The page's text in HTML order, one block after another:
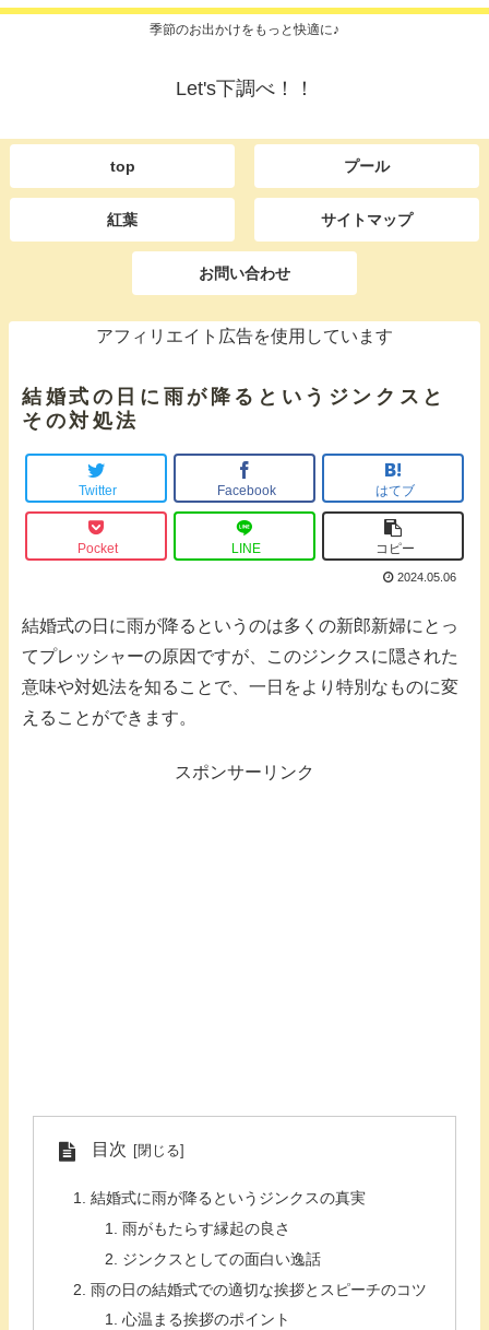
季節のお出かけをもっと快適に♪
Let's下調べ！！
top プール
紅葉 サイトマップ
お問い合わせ
アフィリエイト広告を使用しています
結婚式の日に雨が降るというジンクスと
その対処法
Twitter Facebook はてブ
Pocket LINE コピー
2024.05.06
結婚式の日に雨が降るというのは多くの新郎新婦にとっ
てプレッシャーの原因ですが、このジンクスに隠された
意味や対処法を知ることで、一日をより特別なものに変
えることができます。
スポンサーリンク
目次
結婚式に雨が降るというジンクスの真実
雨がもたらす縁起の良さ
ジンクスとしての面白い逸話
雨の日の結婚式での適切な挨拶とスピーチのコツ
心温まる挨拶のポイント